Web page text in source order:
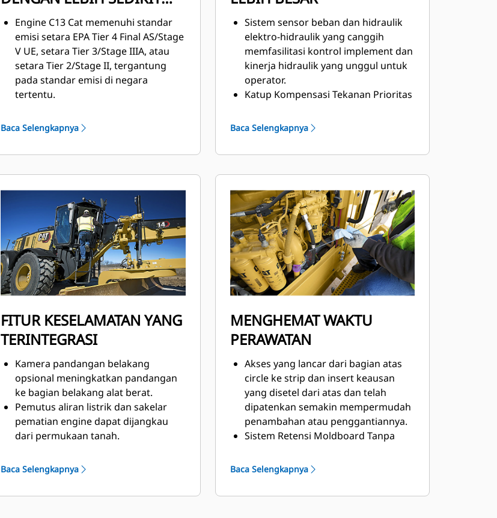
BAHAN BAKAR
Engine C13 Cat memenuhi standar
emisi setara EPA Tier 4 Final AS/Stage
V UE, setara Tier 3/Stage IIIA, atau
setara Tier 2/Stage II, tergantung
pada standar emisi di negara
tertentu.
dinyalakan untuk membatasi
kecepatan maksimum sehingga
membantu mengurangi konsumsi
dalam jumlah yang ideal di semua
roda gigi.
Pengunci Diferensial Otomatis
standar membuka diferensial saat
membelok dan mengunci kembali
saat lurus agar memudahkan
operasi dan meningkatkan
perlindungan power train.
Baca Selengkapnya
Sistem sensor beban dan hidraulik
elektro-hidraulik yang canggih
memfasilitasi kontrol implement dan
kinerja hidraulik yang unggul untuk
operator.
Katup Kompensasi Tekanan Prioritas
Priority Pressure-Compensating)
memiliki laju aliran yang berbeda
untuk kepala dan ujung batang
dapat diprediksi.
Aliran hidraulik yang seimbang
bersifat proporsional untuk
memastikan semua implement dapat
beroperasi secara bersamaan tanpa
memperlambat engine atau
kecepatan beberapa implement.
Baca Selengkapnya
FITUR KESELAMATAN YANG
TERINTEGRASI
Kamera pandangan belakang
opsional meningkatkan pandangan
ke bagian belakang alat berat.
Pemutus aliran listrik dan sakelar
pematian engine dapat dijangkau
dari permukaan tanah.
mengaktifkan rem parkir dan
menonaktifkan implement hidraulik
hingga operator duduk dan alat
Baca Selengkapnya
MENGHEMAT WAKTU
PERAWATAN
Akses yang lancar dari bagian atas
circle ke strip dan insert keausan
yang disetel dari atas dan telah
dipatenkan semakin mempermudah
penambahan atau penggantiannya.
Sistem Retensi Moldboard Tanpa
penyetelan vertikal dan horizontal
agar strip aus moldboard tetap
sejajar untuk mengurangi suara
Baca Selengkapnya